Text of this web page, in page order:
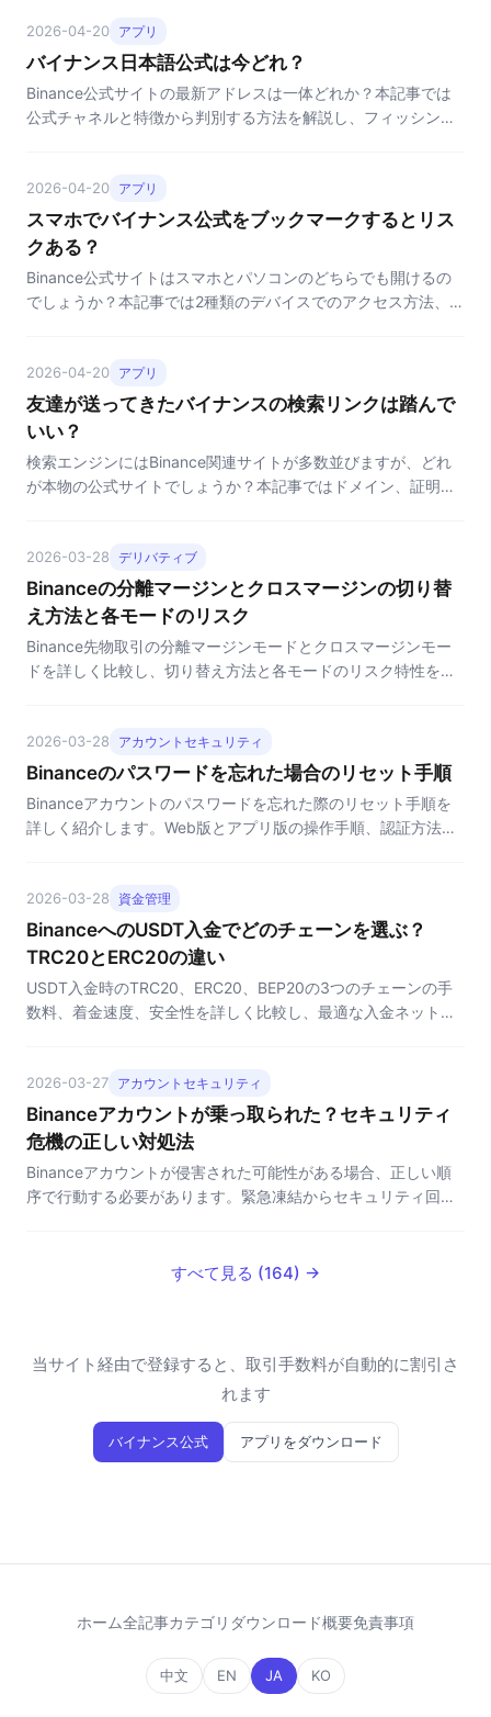
2026-04-20 アプリ
バイナンス日本語公式は今どれ？
Binance公式サイトの最新アドレスは一体どれか？本記事では
公式チャネルと特徴から判別する方法を解説し、フィッシング
2026-04-20 アプリ
スマホでバイナンス公式をブックマークするとリス
クある？
Binance公式サイトはスマホとパソコンのどちらでも開けるの
でしょうか？本記事では2種類のデバイスでのアクセス方法、よ
2026-04-20 アプリ
友達が送ってきたバイナンスの検索リンクは踏んで
いい？
検索エンジンにはBinance関連サイトが多数並びますが、どれ
が本物の公式サイトでしょうか？本記事ではドメイン、証明
2026-03-28 デリバティブ
Binanceの分離マージンとクロスマージンの切り替
え方法と各モードのリスク
Binance先物取引の分離マージンモードとクロスマージンモー
ドを詳しく比較し、切り替え方法と各モードのリスク特性を解
2026-03-28 アカウントセキュリティ
Binanceのパスワードを忘れた場合のリセット手順
Binanceアカウントのパスワードを忘れた際のリセット手順を
詳しく紹介します。Web版とアプリ版の操作手順、認証方法、
2026-03-28 資金管理
BinanceへのUSDT入金でどのチェーンを選ぶ？
TRC20とERC20の違い
USDT入金時のTRC20、ERC20、BEP20の3つのチェーンの手
数料、着金速度、安全性を詳しく比較し、最適な入金ネットワ
2026-03-27 アカウントセキュリティ
Binanceアカウントが乗っ取られた？セキュリティ
危機の正しい対処法
Binanceアカウントが侵害された可能性がある場合、正しい順
序で行動する必要があります。緊急凍結からセキュリティ回復
すべて見る (164) →
当サイト経由で登録すると、取引手数料が自動的に割引さ
れます
バイナンス公式 アプリをダウンロード
ホーム全記事カテゴリ ダウンロード概要免責事項
中文 EN JA KO